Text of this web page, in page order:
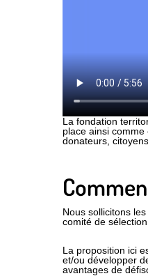
La fondation
place ainsi
donateurs,
Nous sollicitons
comité de
La proposition ici
et/ou développer
avantages de